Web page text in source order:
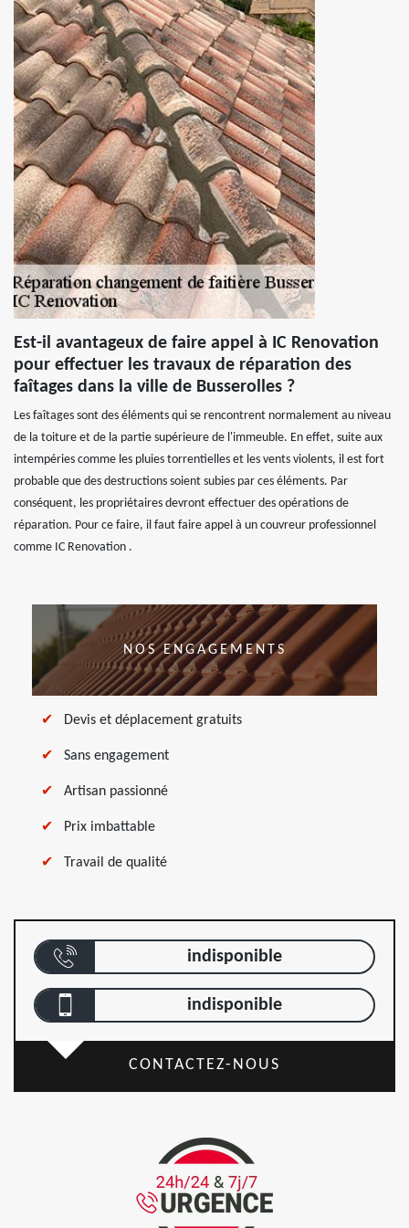
Est-il avantageux de faire appel à IC Renovation
pour effectuer les travaux de réparation des
faîtages dans la ville de Busserolles ?
Les faîtages sont des éléments qui se rencontrent normalement au niveau
de la toiture et de la partie supérieure de l'immeuble. En effet, suite aux
intempéries comme les pluies torrentielles et les vents violents, il est fort
probable que des destructions soient subies par ces éléments. Par
conséquent, les propriétaires devront effectuer des opérations de
réparation. Pour ce faire, il faut faire appel à un couvreur professionnel
comme IC Renovation .
NOS ENGAGEMENTS
Devis et déplacement gratuits
Sans engagement
Artisan passionné
Prix imbattable
Travail de qualité
indisponible
indisponible
CONTACTEZ-NOUS